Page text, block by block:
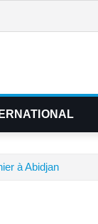
à Abidjan